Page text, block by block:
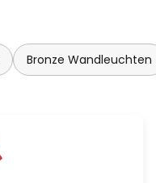
Bronze Wandleuchten